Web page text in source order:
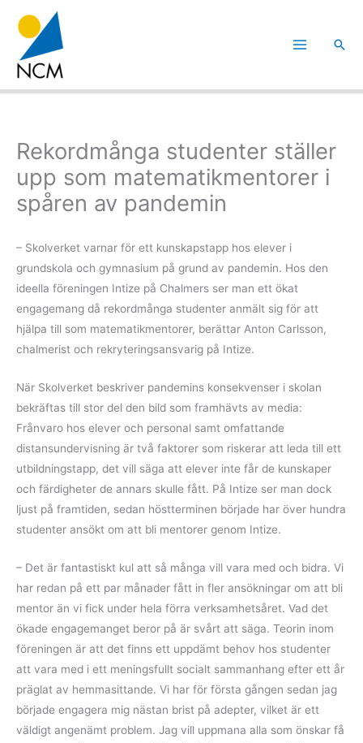
innehåll
Sök
Rekordmånga studenter ställer
upp som matematikmentorer i
spåren av pandemin
– Skolverket varnar för ett kunskapstapp hos elever i
grundskola och gymnasium på grund av pandemin. Hos den
ideella föreningen Intize på Chalmers ser man ett ökat
engagemang då rekordmånga studenter anmält sig för att
hjälpa till som matematikmentorer, berättar Anton Carlsson,
chalmerist och rekryteringsansvarig på Intize.
När Skolverket beskriver pandemins konsekvenser i skolan
bekräftas till stor del den bild som framhävts av media:
Frånvaro hos elever och personal samt omfattande
distansundervisning är två faktorer som riskerar att leda till ett
utbildningstapp, det vill säga att elever inte får de kunskaper
och färdigheter de annars skulle fått. På Intize ser man dock
ljust på framtiden, sedan höstterminen började har över hundra
studenter ansökt om att bli mentorer genom Intize.
– Det är fantastiskt kul att så många vill vara med och bidra. Vi
har redan på ett par månader fått in fler ansökningar om att bli
mentor än vi fick under hela förra verksamhetsåret. Vad det
ökade engagemanget beror på är svårt att säga. Teorin inom
föreningen är att det finns ett uppdämt behov hos studenter
att vara med i ett meningsfullt socialt sammanhang efter ett år
präglat av hemmasittande. Vi har för första gången sedan jag
började engagera mig nästan brist på adepter, vilket är ett
väldigt angenämt problem. Jag vill uppmana alla som önskar få